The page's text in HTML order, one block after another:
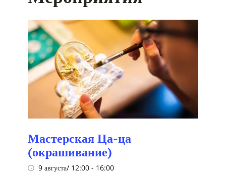
Мастерская Ца-ца
(окрашивание)
9 августа/ 12:00 - 16:00